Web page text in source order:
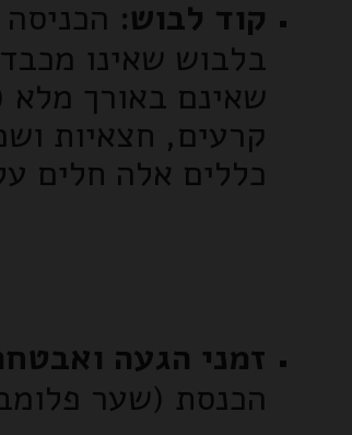
קוד לבוש:
בלבוש שאינו
שאינם באורך מלא
קרעים, חצאיות
כללים אלה חלים על
זמני הגעה
הכנסת (שער